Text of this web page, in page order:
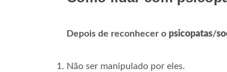
Depois de reconhecer o psicopatas/
Não ser manipulado por eles.